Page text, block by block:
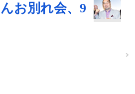
お別れ会、9